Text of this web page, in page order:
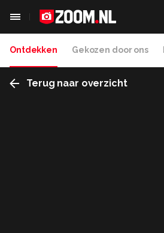
Ontdekken Gekozen door ons
Terug naar overzicht